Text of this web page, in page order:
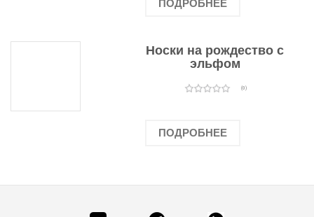
ПОДРОБНЕЕ
Носки на рождество с
эльфом
(0)
ПОДРОБНЕЕ